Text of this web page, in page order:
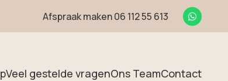
Afspraak maken 06 112 55 613
Veel gestelde vragenOns TeamContact